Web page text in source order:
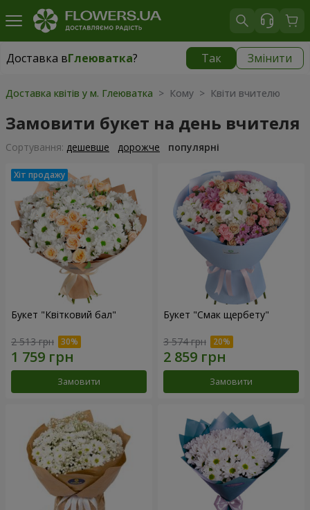
Доставка вГлеюватка? Так Змінити
Доставка вГлеюватка| безкоштовно
Доставка квітів у м. Глеюватка > Кому > Квіти вчителю
Замовити букет на день вчителя
Сортування: дешевше дорожче популярні
Букет "Квітковий бал"
2 513 грн
Замовити
Букет "Смак щербету"
3 574 грн
Замовити